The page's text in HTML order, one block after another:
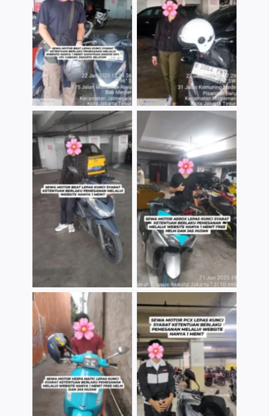
TNo Caption TNo Caption
TNo Caption TNo Caption
TNo Caption TNo Caption